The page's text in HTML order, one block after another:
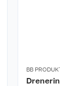
BB